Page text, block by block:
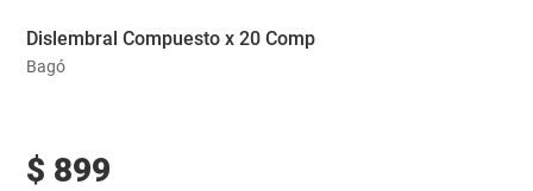
Dislembral Compuesto x 20 Comp
Bagó
$ 899